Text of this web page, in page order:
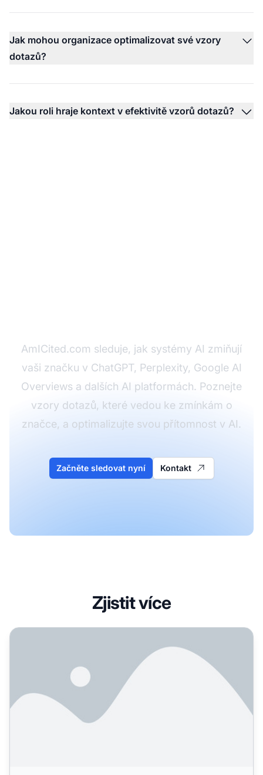
Jak mohou organizace optimalizovat své vzory
dotazů?
Jakou roli hraje kontext v efektivitě vzorů dotazů?
AmICited.com sleduje, jak systémy AI zmiňují
vaši značku v ChatGPT, Perplexity, Google AI
Overviews a dalších AI platformách. Poznejte
vzory dotazů, které vedou ke zmínkám o
značce, a optimalizujte svou přítomnost v AI.
Začněte sledovat nyní Kontakt
Zjistit více
Jak strukturovat obsah pro AI citace? Kompletní